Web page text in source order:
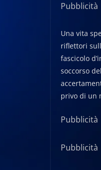
Pubblicità
Una vita
riflettori
fascicolo
soccorso
privo di un
Pubblicità
Pubblicità